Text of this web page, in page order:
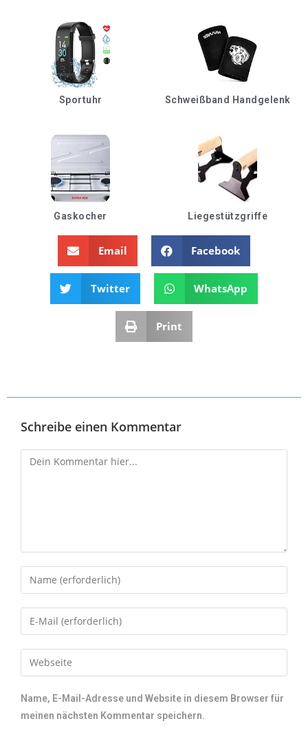
Sportuhr Schweißband Handgelenk
Gaskocher Liegestützgriffe
Email Facebook
Twitter WhatsApp
Print
Schreibe einen Kommentar
Name, E-Mail-Adresse und Website in diesem Browser für
meinen nächsten Kommentar speichern.